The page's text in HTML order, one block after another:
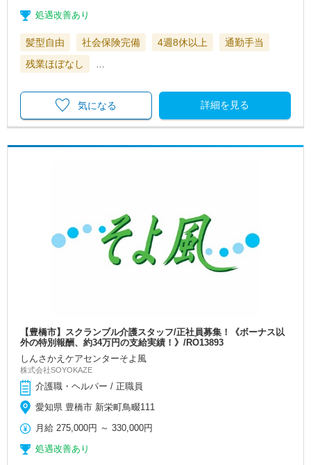
処遇改善あり
髪型自由 社会保険完備 4週8休以上
通勤手当
残業ほぼなし
詳細を見る
気になる
【豊橋市】スクランブル介護スタッフ/正社員募集！《ボーナス以
外の特別報酬、約34万円の支給実績！》/RO13893
しんさかえケアセンターそよ風
株式会社SOYOKAZE
介護職・ヘルパー / 正職員
愛知県 豊橋市 新栄町鳥畷111
月給 275,000円 ～330,000円
処遇改善あり